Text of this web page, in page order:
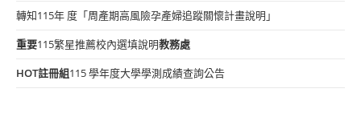
轉知115年 度「周產期高風險孕產婦追蹤關懷計畫說明」
重要115繁星推薦校內選填說明教務處
HOT註冊組115 學年度大學學測成績查詢公告